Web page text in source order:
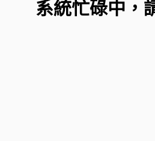
系統忙碌中，